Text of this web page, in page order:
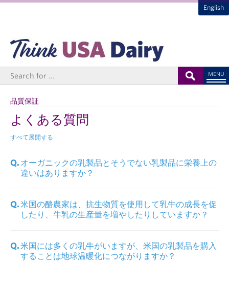
English
MENU
品質保証
よくある質問
すべて展開する
オーガニックの乳製品とそうでない乳製品に栄養上の
違いはありますか？
米国の酪農家は、抗生物質を使用して乳牛の成長を促
したり、牛乳の生産量を増やしたりしていますか？
米国には多くの乳牛がいますが、米国の乳製品を購入
することは地球温暖化につながりますか？